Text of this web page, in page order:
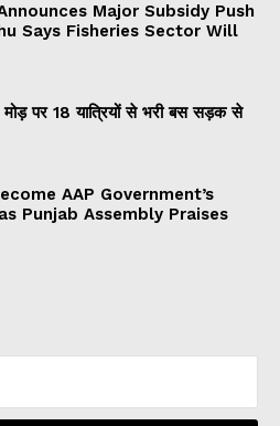
Major Subsidy Push
Says Fisheries Sector Will
पर 18 यात्रियों से भरी बस सड़क से
AAP Government’s
Punjab Assembly Praises